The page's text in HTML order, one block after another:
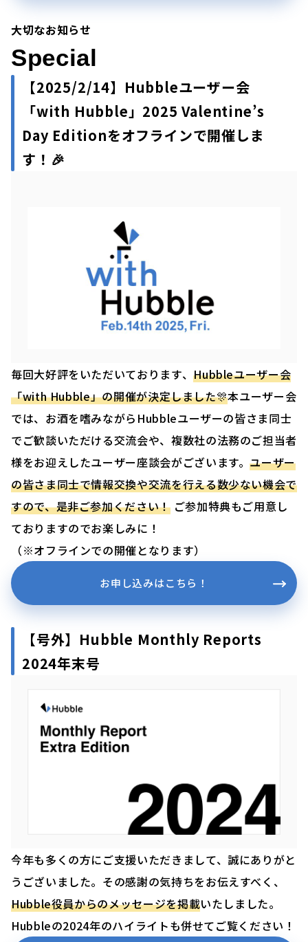
大切なお知らせ
Special
【2025/2/14】 Hubbleユーザー会
「with Hubble」2025 Valentine’s
Day Editionをオフラインで開催しま
す！🎉
毎回大好評をいただいております、Hubbleユーザー会
「with Hubble」の開催が決定しました🎊本ユーザー会
では、お酒を嗜みながらHubbleユーザーの皆さま同士
でご歓談いただける交流会や、複数社の法務のご担当者
様をお迎えしたユーザー座談会がございます。ユーザー
の皆さま同士で情報交換や交流を行える数少ない機会で
すので、是非ご参加ください！ご参加特典もご用意し
ておりますのでお楽しみに！
（※オフラインでの開催となります）
お申し込みはこちら！
【号外】 Hubble Monthly Reports
2024年末号
今年も多くの方にご支援いただきまして、誠にありがと
うございました。その感謝の気持ちをお伝えすべく、
Hubble役員からのメッセージを掲載いたしました。
Hubbleの2024年のハイライトも併せてご覧ください！